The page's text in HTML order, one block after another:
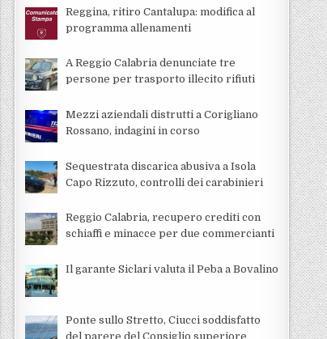
Reggina, ritiro Cantalupa: modifica al
programma allenamenti
A Reggio Calabria denunciate tre
persone per trasporto illecito rifiuti
Mezzi aziendali distrutti a Corigliano
Rossano, indagini in corso
Sequestrata discarica abusiva a Isola
Capo Rizzuto, controlli dei carabinieri
Reggio Calabria, recupero crediti con
schiaffi e minacce per due commercianti
Il garante Siclari valuta il Peba a Bovalino
Ponte sullo Stretto, Ciucci soddisfatto
del parere del Consiglio superiore